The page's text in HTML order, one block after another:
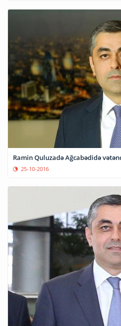
Ramin Quluzadə Ağcabədidə
25-10-2016